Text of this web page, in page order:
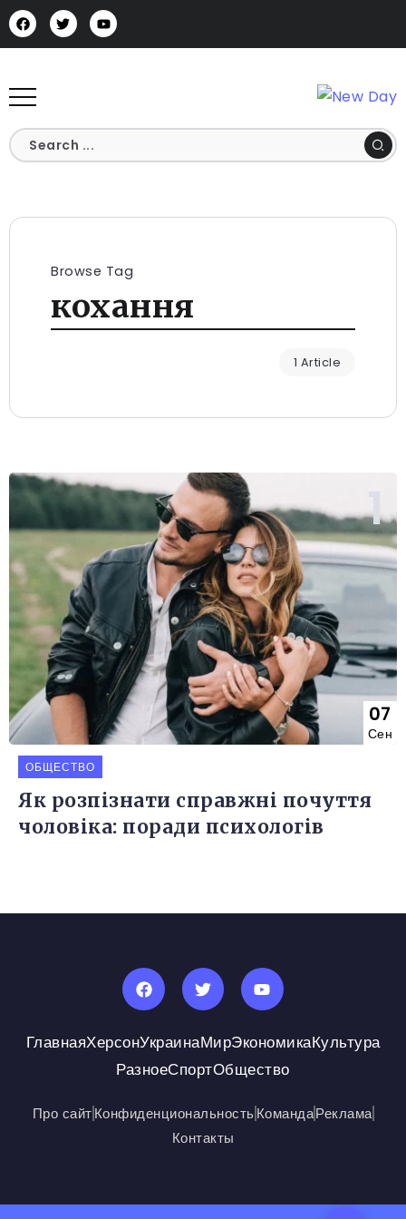
Browse Tag
кохання
1 Article
07
Сен
ОБЩЕСТВО
Як розпізнати справжні почуття
чоловіка: поради психологів
ГлавнаяХерсонУкраинаМирЭкономикаКультура
РазноеСпортОбщество
Про сайтКонфиденциональностьКомандаРеклама
Контакты